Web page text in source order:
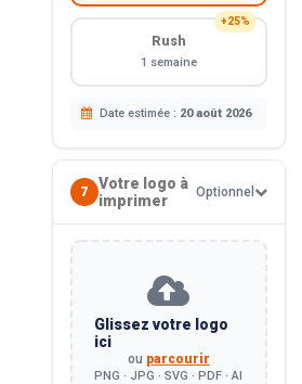
+25%
Rush
1 semaine
Date estimée : 20 août 2026
7
Votre logo à
imprimer
Optionnel
Glissez votre logo
ici
ou parcourir
PNG · JPG · SVG · PDF · AI